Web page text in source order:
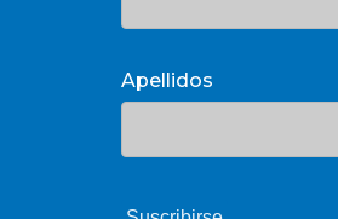
Apellidos